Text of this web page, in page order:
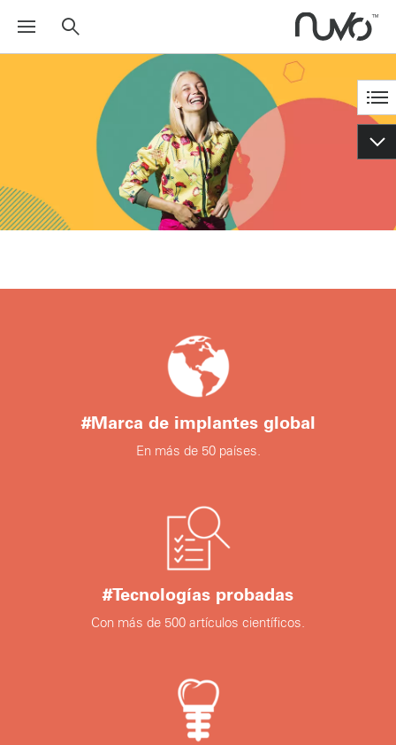
#Marca de implantes global
En más de 50 países.
#Tecnologías probadas
Con más de 500 artículos científicos.